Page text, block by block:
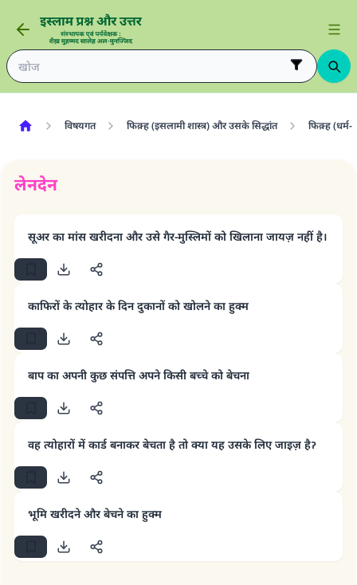
विषयगत फिक़्ह (इसलामी शास्त्र) और उसके सिद्धांत फिक़्ह (धर्म-
लेनदेन
सूअर का मांस खरीदना और उसे गैर-मुस्लिमों को खिलाना जायज़ नहीं है।
काफिरों के त्योहार के दिन दुकानों को खोलने का हुक्म
बाप का अपनी कुछ संपत्ति अपने किसी बच्चे को बेचना
वह त्योहारों में कार्ड बनाकर बेचता है तो क्या यह उसके लिए जाइज़ हैॽ
भूमि खरीदने और बेचने का हुक्म
उत्तर संख्या 110845 ने एक शादी बचाई।.
अल्लाह के रसूल सल्लल्लाहु अलैहि व सल्लम ने फरमाया :
'जो व्यक्ति भलाई का मार्ग दर्शाए, उसके लिए उस भलाई के